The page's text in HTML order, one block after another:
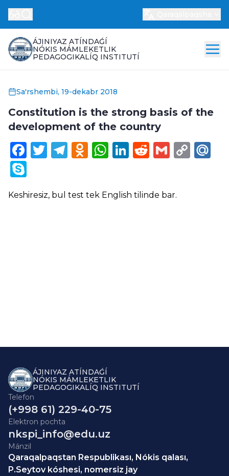
ÁJINIYAZ ATÍNDAǴÍ
NÓKIS MÁMLEKETLIK
PEDAGOGIKALÍQ INSTITUTÍ
Sa'rshembi, 19-dekabr 2018
Constitution is the strong basis of the
development of the country
Facebook
Twitter
Telegram
Odnoklassniki
WhatsApp
LinkedIn
Reddit
Gmail
Keshiresiz, bul test tek English tilinde bar.
ÁJINIYAZ ATÍNDAǴÍ
NÓKIS MÁMLEKETLIK
PEDAGOGIKALÍQ INSTITUTÍ
Telefon
(+998 61) 229-40-75
Elektron pochta
nkspi_info@edu.uz
Mánzil
Qaraqalpaqstan Respublikası, Nókis qalası,
P.Seytov kóshesi, nomersiz jay